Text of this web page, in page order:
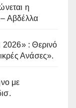
η
Αβδέλλα
2026» : Θερινό
Ανάσες».
με